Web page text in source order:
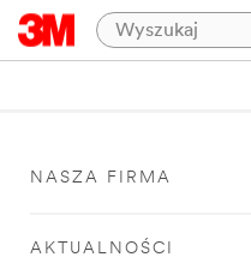
NASZA FIRMA
AKTUALNOŚCI